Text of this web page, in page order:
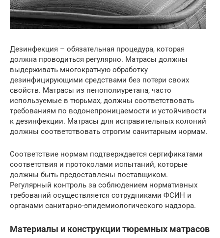
Дезинфекция – обязательная процедура, которая
должна проводиться регулярно. Матрасы должны
выдерживать многократную обработку
дезинфицирующими средствами без потери своих
свойств. Матрасы из пенополиуретана, часто
используемые в тюрьмах, должны соответствовать
требованиям по водонепроницаемости и устойчивости
к дезинфекции. Матрасы для исправительных колоний
должны соответствовать строгим санитарным нормам.
Соответствие нормам подтверждается сертификатами
соответствия и протоколами испытаний, которые
должны быть предоставлены поставщиком.
Регулярный контроль за соблюдением нормативных
требований осуществляется сотрудниками ФСИН и
органами санитарно-эпидемиологического надзора.
Материалы и конструкции тюремных матрасов